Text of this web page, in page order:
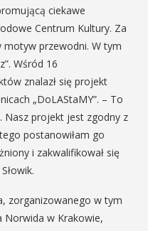
ciekawe
Centrum Kultury. Za
przewodni. W tym
Wśród 16
znalazł się projekt
„DoLAStaMY”. – To
Nasz projekt jest zgodny z
postanowiłam go
i zakwalifikował się
zorganizowanego w tym
Norwida w Krakowie,